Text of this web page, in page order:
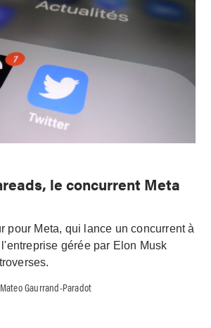
le concurrent Meta
pour Meta, qui lance un concurrent à
gérée par Elon Musk
Mateo Gaurrand-Paradot